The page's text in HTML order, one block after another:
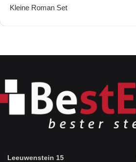
Kleine Roman Set
Nu winkelen
Leeuwenstein 15